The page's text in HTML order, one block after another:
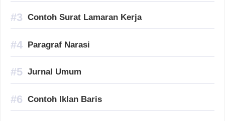
Contoh Surat Lamaran Kerja
Paragraf Narasi
Jurnal Umum
Contoh Iklan Baris